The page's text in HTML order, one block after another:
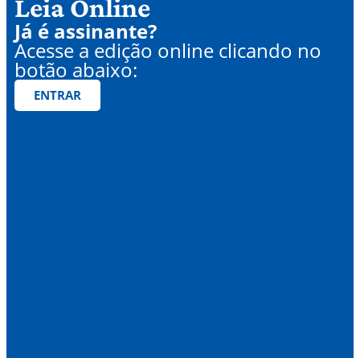
Leia Online
Já é assinante?
Acesse a edição online clicando no
botão abaixo:
ENTRAR